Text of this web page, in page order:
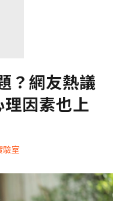
？網友熱議
理因素也上
驗室